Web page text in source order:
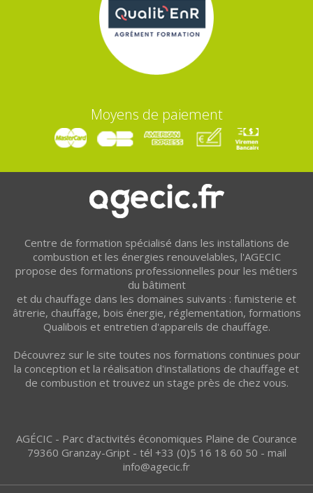
Moyens de paiement
Centre de formation spécialisé dans les installations de
combustion et les énergies renouvelables, l'AGECIC
propose des formations professionnelles pour les métiers
du bâtiment
et du chauffage dans les domaines suivants : fumisterie et
âtrerie, chauffage, bois énergie, réglementation, formations
Qualibois et entretien d'appareils de chauffage.
Découvrez sur le site toutes nos formations continues pour
la conception et la réalisation d'installations de chauffage et
de combustion et trouvez un stage près de chez vous.
AGÉCIC - Parc d'activités économiques Plaine de Courance
79360 Granzay-Gript - tél +33 (0)5 16 18 60 50 - mail
info@agecic.fr